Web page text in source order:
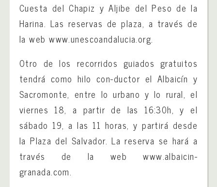
Cuesta del Chapiz y Aljibe del Peso de la
Harina. Las reservas de plaza, a través de
la web www.unescoandalucia.org.
Otro de los recorridos guiados gratuitos
tendrá como hilo con-ductor el Albaicín y
Sacromonte, entre lo urbano y lo rural, el
viernes 18, a partir de las 16:30h, y el
sábado 19, a las 11 horas, y partirá desde
la Plaza del Salvador. La reserva se hará a
través de la web www.albaicin-
granada.com.